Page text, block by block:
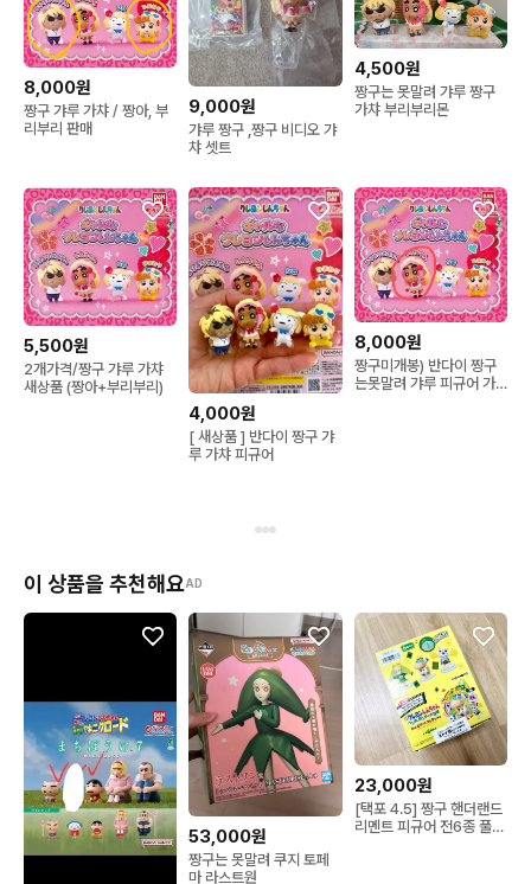
8,000원
짱구 갸루 가챠 / 짱아, 부
리부리 판매
9,000원
갸루 짱구 ,짱구 비디오 갸
챠 셋트
4,500원
짱구는 못말려 갸루 짱구
가챠 부리부리몬
5,500원
2개가격/짱구 갸루 가챠
새상품 (짱아+부리부리)
4,000원
[ 새상품 ] 반다이 짱구 갸
루 가챠 피규어
8,000원
짱구미개봉) 반다이 짱구
는못말려 갸루 피규어 가
이 상품을 추천해요AD
53,000원
짱구는 못말려 쿠지 토페
마 라스트원
23,000원
[택포 4.5] 짱구 핸더랜드
리멘트 피규어 전6종 풀박